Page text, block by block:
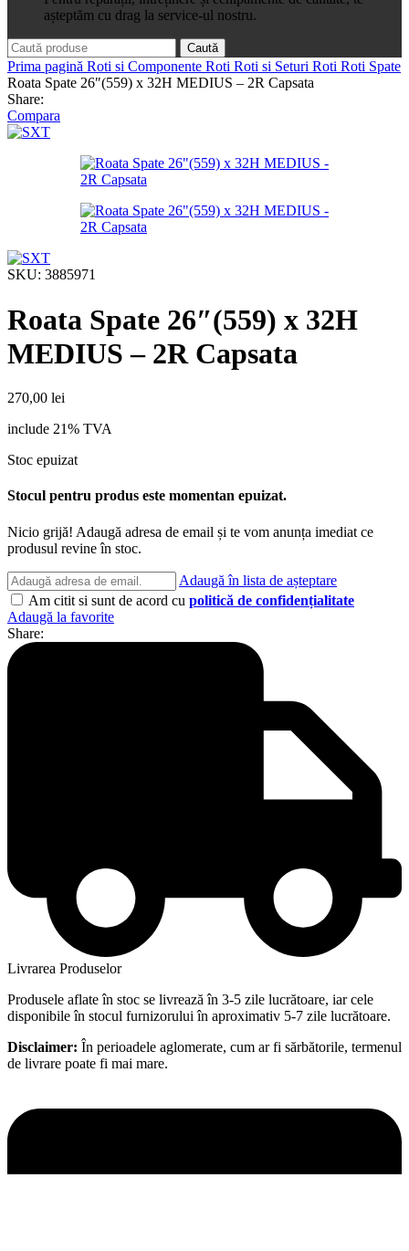
așteptăm cu drag la service-ul nostru.
Caută
Prima pagină Roti si Componente Roti Roti si Seturi Roti Roti Spate
Roata Spate 26″(559) x 32H MEDIUS – 2R Capsata
Share:
Compara
SKU: 3885971
Roata Spate 26″(559) x 32H
MEDIUS – 2R Capsata
270,00 lei
include 21% TVA
Stoc epuizat
Stocul pentru produs este momentan epuizat.
Nicio grijă! Adaugă adresa de email și te vom anunța imediat ce
produsul revine în stoc.
Adaugă în lista de așteptare
Am citit si sunt de acord cu politică de confidențialitate
Adaugă la favorite
Share:
Livrarea Produselor
Produsele aflate în stoc se livrează în 3-5 zile lucrătoare, iar cele
disponibile în stocul furnizorului în aproximativ 5-7 zile lucrătoare.
Disclaimer: În perioadele aglomerate, cum ar fi sărbătorile, termenul
de livrare poate fi mai mare.